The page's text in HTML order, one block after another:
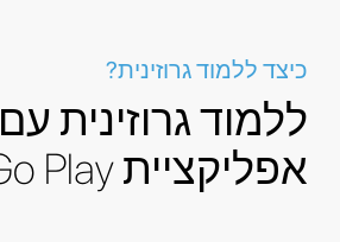
כיצד ללמוד גרוזינית?
ללמוד גרוזינית עם
אפליקציית LinGo Play